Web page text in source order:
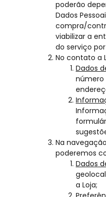
poderão
Dados
compra/
viabilizar a
do serviço
No contato a
Dados
número
Na
poderemos
Dados
a Loja;